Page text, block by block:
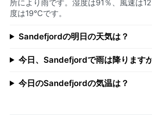
所により雨です。湿度は91％、風速は
度は19°Cです。
Sandefjordの明日の天気は？
今日、Sandefjordで雨は降ります
今日のSandefjordの気温は？